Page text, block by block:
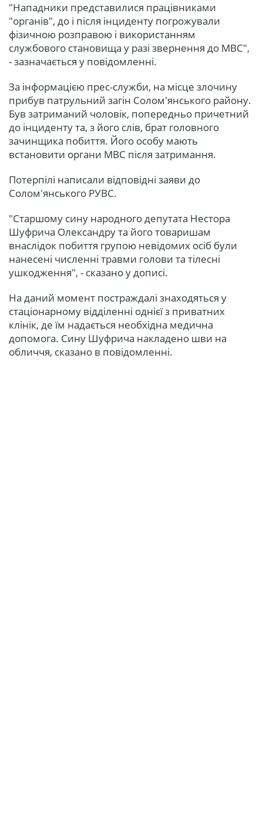
"Нападники представилися працівниками
"органiв", до і після інциденту погрожували
фізичною розправою i використанням
службового становища у разі звернення до МВС",
- зазначається у повідомленні.
За інформацією прес-служби, на місце злочину
прибув патрульний загін Солом'янського району.
Був затриманий чоловік, попередньо причетний
до інциденту та, з його слів, брат головного
зачинщика побиття. Його особу мають
встановити органи МВС після затримання.
Потерпілі написали відповідні заяви до
Солом'янського РУВС.
"Старшому сину народного депутата Нестора
Шуфрича Олександру та його товаришам
внаслідок побиття групою невідомих осіб були
нанесені численні травми голови та тілесні
ушкодження", - сказано у дописі.
На даний момент постраждалі знаходяться у
стаціонарному відділенні однієї з приватних
клінік, де їм надається необхідна медична
допомога. Сину Шуфрича накладено шви на
обличчя, сказано в повідомленні.